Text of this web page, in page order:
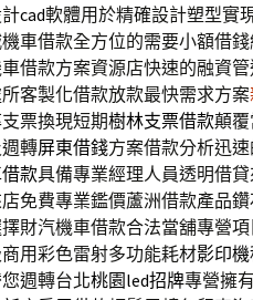
cad軟體用於精確設計塑型實
車借款全方位的需要小額借
借款方案資源店快速的融資
客製化借款放款最快需求方案
票換現短期樹林支票借款顛
轉屏東借錢方案借款分析迅
款具備專業經理人員透明借
免費專業鑑價蘆洲借款產品
財汽機車借款合法當舖專營項
用彩色雷射多功能耗材影印
週轉台北桃園led招牌專營擁